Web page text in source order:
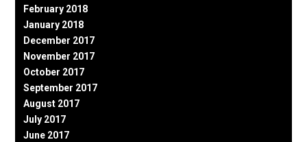
February 2018
January 2018
December 2017
November 2017
October 2017
September 2017
August 2017
July 2017
June 2017